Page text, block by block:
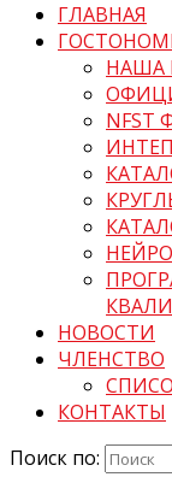
ГЛАВНАЯ
НАША
NFST
НОВОСТИ
ЧЛЕНСТВО
КОНТАКТЫ
Поиск по: